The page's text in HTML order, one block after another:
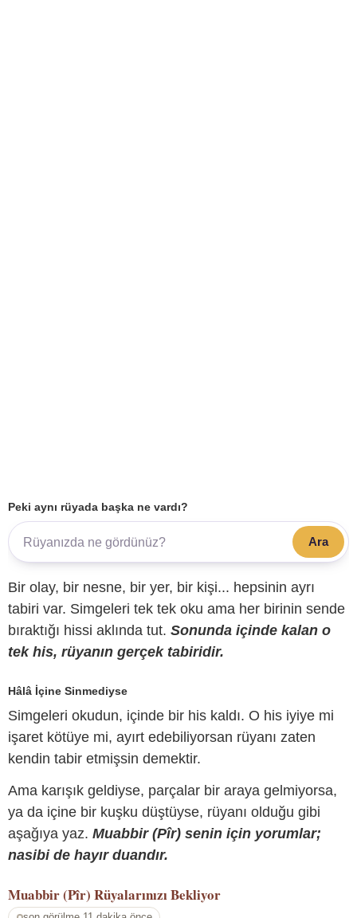
Peki aynı rüyada başka ne vardı?
Ara
Bir olay, bir nesne, bir yer, bir kişi... hepsinin ayrı
tabiri var. Simgeleri tek tek oku ama her birinin sende
bıraktığı hissi aklında tut. Sonunda içinde kalan o
tek his, rüyanın gerçek tabiridir.
Hâlâ İçine Sinmediyse
Simgeleri okudun, içinde bir his kaldı. O his iyiye mi
işaret kötüye mi, ayırt edebiliyorsan rüyanı zaten
kendin tabir etmişsin demektir.
Ama karışık geldiyse, parçalar bir araya gelmiyorsa,
ya da içine bir kuşku düştüyse, rüyanı olduğu gibi
aşağıya yaz. Muabbir (Pîr) senin için yorumlar;
nasibi de hayır duandır.
Muabbir (Pîr) Rüyalarınızı Bekliyor